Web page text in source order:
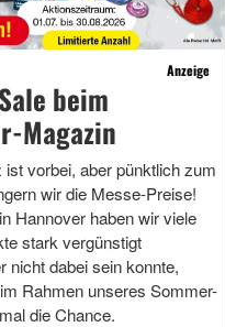
Anzeige
beim
Magazin
ist vorbei, aber pünktlich zum
wir die Messe-Preise!
Hannover haben wir viele
stark vergünstigt
nicht dabei sein konnte,
Rahmen unseres Sommer-
die Chance.